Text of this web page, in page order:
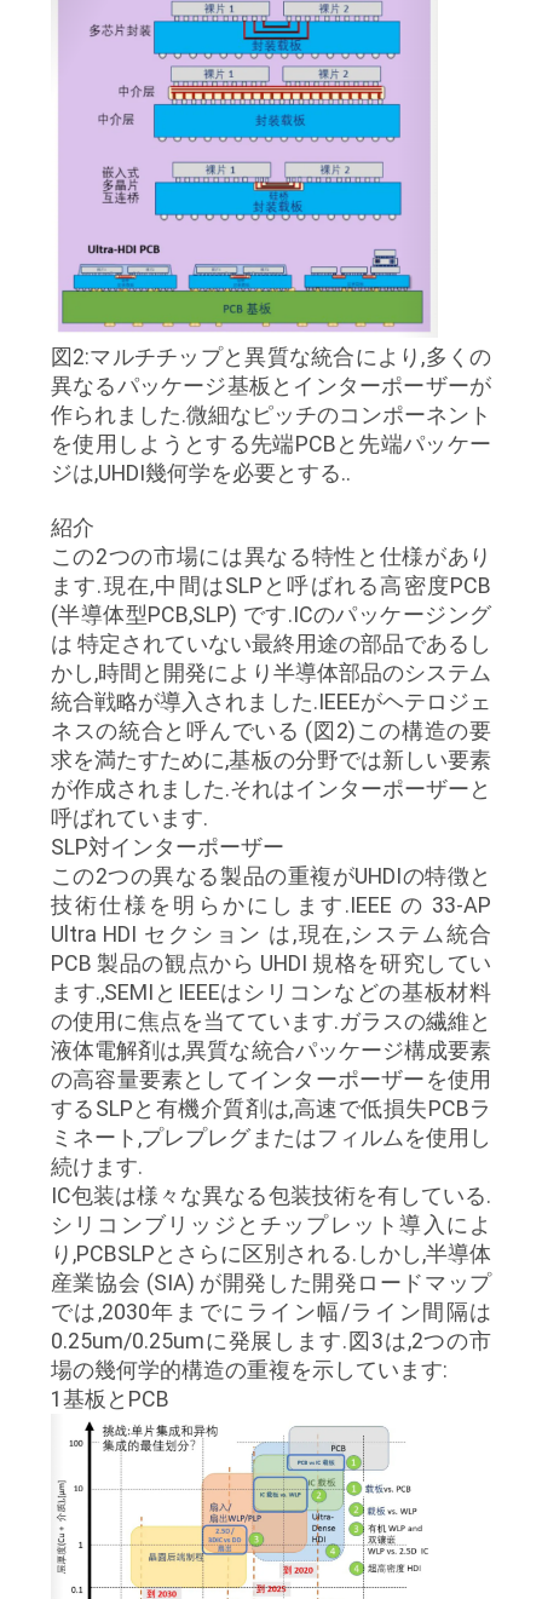
さ
い
PRIVACY
POLICY
図2:マルチチップと異質な統合により,多くの
異なるパッケージ基板とインターポーザーが
作られました.微細なピッチのコンポーネント
を使用しようとする先端PCBと先端パッケー
ジは,UHDI幾何学を必要とする..
紹介
この2つの市場には異なる特性と仕様があり
ます.現在,中間はSLPと呼ばれる高密度PCB
(半導体型PCB,SLP) です.ICのパッケージング
は 特定されていない最終用途の部品であるし
かし,時間と開発により半導体部品のシステム
統合戦略が導入されました.IEEEがヘテロジェ
ネスの統合と呼んでいる (図2)この構造の要
求を満たすために,基板の分野では新しい要素
が作成されました.それはインターポーザーと
呼ばれています.
SLP対インターポーザー
この2つの異なる製品の重複がUHDIの特徴と
技術仕様を明らかにします.IEEE の 33-AP
Ultra HDI セクション は,現在,システム統合
PCB 製品の観点から UHDI 規格を研究してい
ます.,SEMIとIEEEはシリコンなどの基板材料
の使用に焦点を当てています.ガラスの繊維と
液体電解剤は,異質な統合パッケージ構成要素
の高容量要素としてインターポーザーを使用
するSLPと有機介質剤は,高速で低損失PCBラ
ミネート,プレプレグまたはフィルムを使用し
続けます.
IC包装は様々な異なる包装技術を有している.
シリコンブリッジとチップレット導入によ
り,PCBSLPとさらに区別される.しかし,半導体
産業協会 (SIA) が開発した開発ロードマップ
では,2030年までにライン幅/ライン間隔は
0.25um/0.25umに発展します.図3は,2つの市
場の幾何学的構造の重複を示しています:
1基板とPCB